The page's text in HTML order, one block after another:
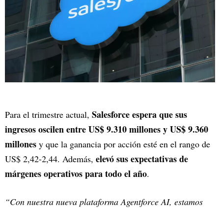
Para el trimestre actual, Salesforce espera que sus
ingresos oscilen entre US$ 9.310 millones y US$ 9.360
millones y que la ganancia por acción esté en el rango de
US$ 2,42-2,44. Además, elevó sus expectativas de
márgenes operativos para todo el año.
“Con nuestra nueva plataforma Agentforce AI, estamos